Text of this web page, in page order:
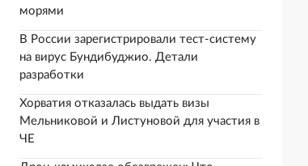
морями
В России зарегистрировали тест-систему
на вирус Бундибуджио. Детали
разработки
Хорватия отказалась выдать визы
Мельниковой и Листуновой для участия в
ЧЕ